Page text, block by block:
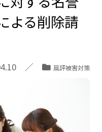
よる削除請
風評被害対策